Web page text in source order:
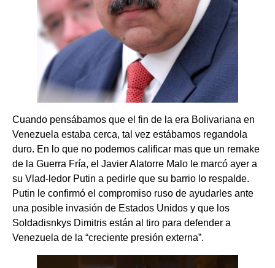
Cuando pensábamos que el fin de la era Bolivariana en
Venezuela estaba cerca, tal vez estábamos regandola
duro. En lo que no podemos calificar mas que un remake
de la Guerra Fría, el Javier Alatorre Malo le marcó ayer a
su Vlad-ledor Putin a pedirle que su barrio lo respalde.
Putin le confirmó el compromiso ruso de ayudarles ante
una posible invasión de Estados Unidos y que los
Soldadisnkys Dimitris están al tiro para defender a
Venezuela de la “creciente presión externa”.